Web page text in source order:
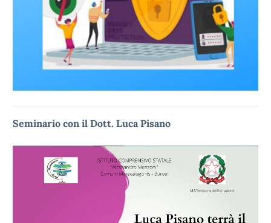
Seminario con il Dott. Luca Pisano